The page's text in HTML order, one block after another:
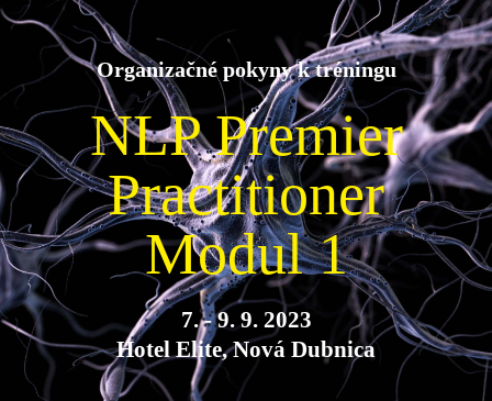
Organizačné pokyny k tréningu
NLP Premier
Practitioner
Modul 1
7. - 9. 9. 2023
Hotel Elite, Nová Dubnica